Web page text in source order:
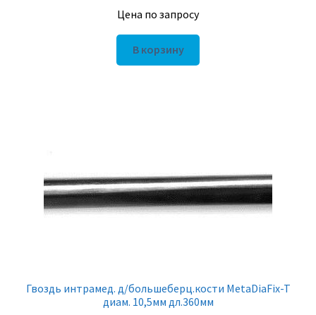
Цена по запросу
В корзину
Гвоздь интрамед. д/большеберц.кости MetaDiaFix-T
диам. 10,5мм дл.360мм